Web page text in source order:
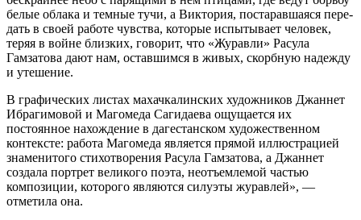
белые облака и темные тучи, а Виктория, постаравшаяся пере­
дать в своей работе чувства, которые испытывает человек,
теряя в войне близких, говорит, что «Журавли» Расу­ла
Гамзатова дают нам, оставшимся в живых, скорбную надежду
и утешение.
В графических листах махачкалин­ских художников Джаннет
Ибрагимо­вой и Магомеда Сагидаева ощущается их
постоянное нахождение в даге­станском художественном
контексте: работа Магомеда является прямой иллюстрацией
знаменитого стихот­ворения Расула Гамзатова, а Джаннет
создала портрет великого поэта, не­отъемлемой частью
композиции, ко­торого являются силуэты журавлей», —
отметила она.